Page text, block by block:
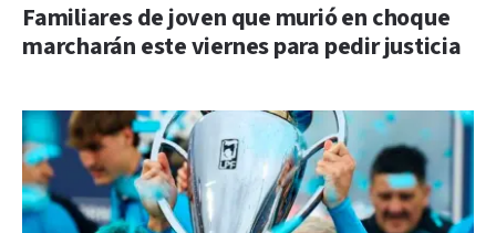
Familiares de joven que murió en choque
marcharán este viernes para pedir justicia